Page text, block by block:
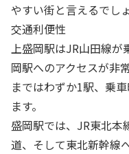
やすい街と言えるでしょ
交通利便性
上盛岡駅はJR山田線が
岡駅へのアクセスが非
まではわずか1駅、乗
ます。
盛岡駅では、JR東北本
道、そして東北新幹線